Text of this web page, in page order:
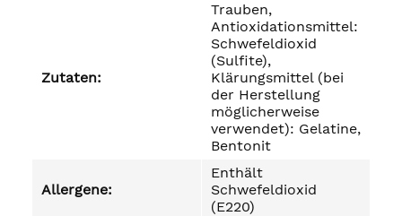
Zutaten:
Trauben,
Antioxidationsmittel:
Schwefeldioxid
(Sulfite),
Klärungsmittel (bei
der Herstellung
möglicherweise
verwendet): Gelatine,
Bentonit
Allergene:
Enthält
Schwefeldioxid
(E220)